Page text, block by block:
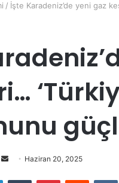
/ İşte Karadeniz’de yeni gaz
Bir
Haziran 20, 2025
LinkedInTumblr PinterestReddit